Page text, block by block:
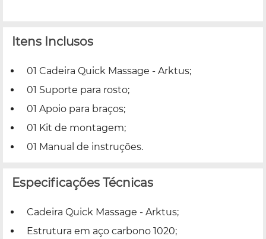
Itens Inclusos
01 Cadeira Quick Massage - Arktus;
01 Suporte para rosto;
01 Apoio para braços;
01 Kit de montagem;
01 Manual de instruções.
Especificações Técnicas
Cadeira Quick Massage - Arktus;
Estrutura em aço carbono 1020;